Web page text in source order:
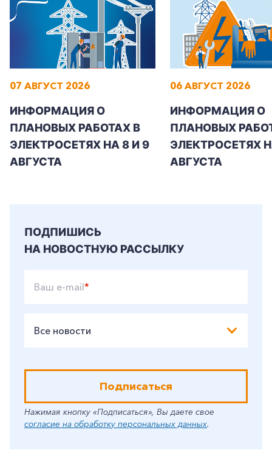
07 АВГУСТ 2026
ИНФОРМАЦИЯ О
ПЛАНОВЫХ РАБОТАХ В
ЭЛЕКТРОСЕТЯХ НА 8 И 9
АВГУСТА
06 АВГУСТ 2026
ИНФОРМАЦИЯ О
ПЛАНОВЫХ
ЭЛЕКТРОСЕТЯХ
АВГУСТА
ПОДПИШИСЬ
НА НОВОСТНУЮ РАССЫЛКУ
Ваш e-mail*
Все новости
Подписаться
Нажимая кнопку «Подписаться», Вы даете свое
согласие на обработку персональных данных.